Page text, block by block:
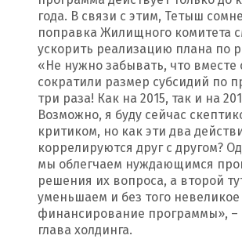
года. В связи с этим, Тетыш
поправка Жилищного комитета
ускорить реализацию плана по
«Не нужно забывать, что вместе
сократили размер субсидий по
три раза! Как на 2015, так и на
Возможно, я буду сейчас
критиком, но как эти два
коррелируются друг с другом?
мы облегчаем нуждающимся
решения их вопроса, а второй
уменьшаем и без того невеликое
финансирование программы», –
глава холдинга.